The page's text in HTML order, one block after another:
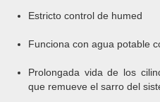
Estricto control de humed
Funciona con agua potable
Prolongada vida de los
que remueve el sarro del